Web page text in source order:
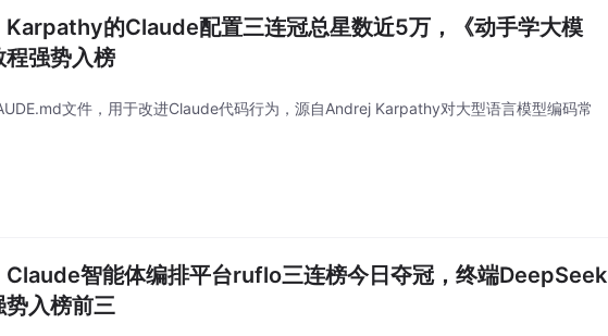
Karpathy的Claude配置三连冠总星数近5万，《动手学大模
强势入榜
文件，用于改进Claude代码行为，源自Andrej Karpathy对大型语言模型编码常
Claude智能体编排平台ruflo三连榜今日夺冠，终端DeepSeek
入榜前三